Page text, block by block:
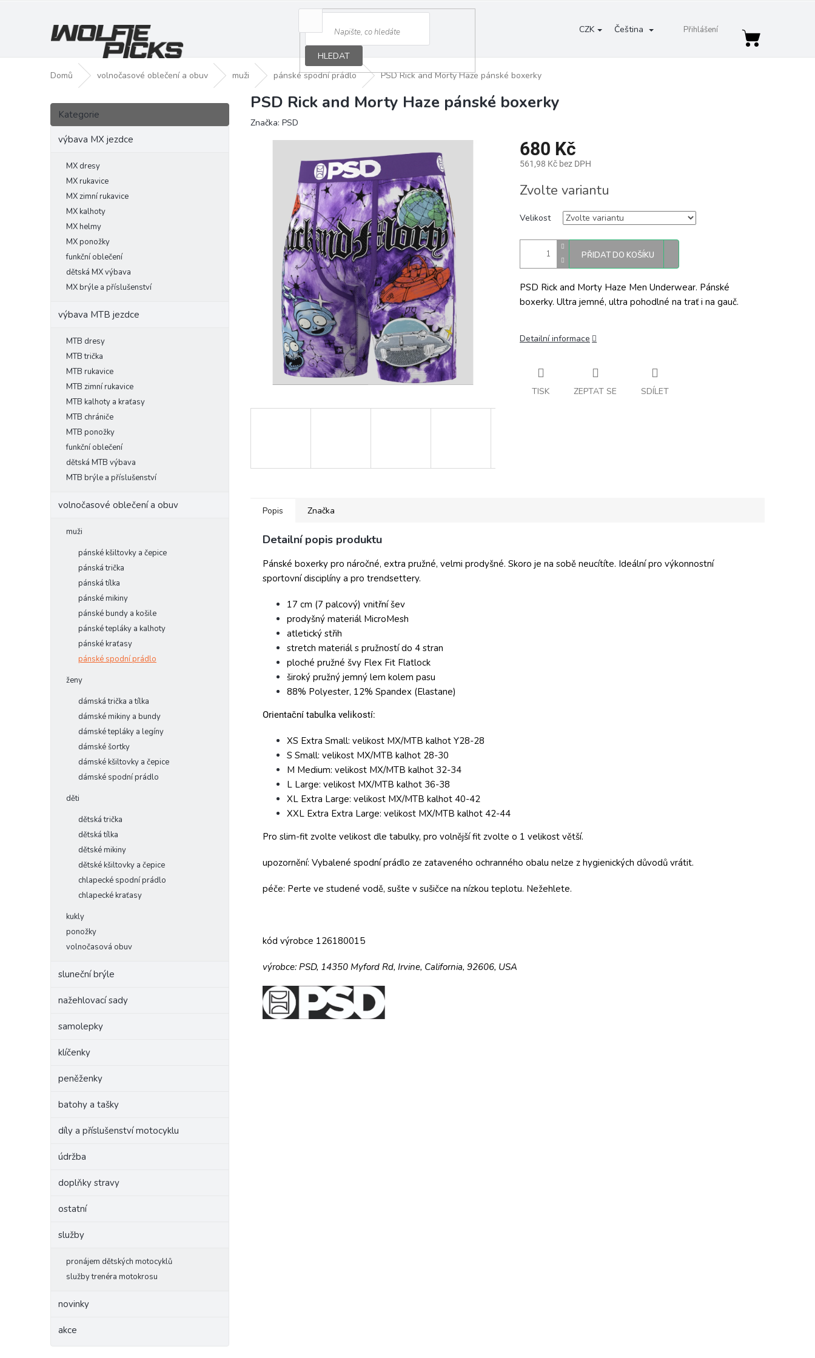
CZK Čeština Přihlášení
HLEDAT
Nákupní
Domů volnočasové oblečení a obuv muži pánské spodní prádlo PSD Rick and Morty Haze pánské boxerky
P
s
Přeskočit
kategorie
Kategorie
výbava MX jezdce
MX dresy
MX rukavice
MX zimní rukavice
MX kalhoty
MX helmy
MX ponožky
funkční oblečení
dětská MX výbava
MX brýle a příslušenství
výbava MTB jezdce
MTB dresy
MTB trička
MTB rukavice
MTB zimní rukavice
MTB kalhoty a kraťasy
MTB chrániče
MTB ponožky
funkční oblečení
dětská MTB výbava
MTB brýle a příslušenství
volnočasové oblečení a obuv
muži
pánské kšiltovky a čepice
pánská trička
pánská tílka
pánské mikiny
pánské bundy a košile
pánské tepláky a kalhoty
pánské kraťasy
pánské spodní prádlo
ženy
dámská trička a tílka
dámské mikiny a bundy
dámské tepláky a legíny
dámské šortky
dámské kšiltovky a čepice
dámské spodní prádlo
děti
dětská trička
dětská tílka
dětské mikiny
dětské kšiltovky a čepice
chlapecké spodní prádlo
chlapecké kraťasy
kukly
ponožky
volnočasová obuv
sluneční brýle
nažehlovací sady
samolepky
klíčenky
peněženky
batohy a tašky
díly a příslušenství motocyklu
údržba
doplňky stravy
ostatní
služby
pronájem dětských motocyklů
služby trenéra motokrosu
novinky
akce
PSD Rick and Morty Haze pánské boxerky
Značka: PSD
680 Kč
561,98 Kč bez DPH
cena:
Zvolte variantu
Velikost
PŘIDAT DO KOŠÍKU
PSD Rick and Morty Haze Men Underwear. Pánské
boxerky. Ultra jemné, ultra pohodlné na trať i na gauč.
Detailní informace
TISK ZEPTAT SE SDÍLET
Popis Značka
Detailní popis produktu
Pánské boxerky pro náročné, extra pružné, velmi prodyšné. Skoro je na sobě neucítíte. Ideální pro výkonnostní
sportovní disciplíny a pro trendsettery.
17 cm (7 palcový) vnitřní šev
prodyšný materiál MicroMesh
atletický střih
stretch materiál s pružností do 4 stran
ploché pružné švy Flex Fit Flatlock
široký pružný jemný lem kolem pasu
88% Polyester, 12% Spandex (Elastane)
Orientační tabulka velikostí:
XS Extra Small: velikost MX/MTB kalhot Y28-28
S Small: velikost MX/MTB kalhot 28-30
M Medium: velikost MX/MTB kalhot 32-34
L Large: velikost MX/MTB kalhot 36-38
XL Extra Large: velikost MX/MTB kalhot 40-42
XXL Extra Extra Large: velikost MX/MTB kalhot 42-44
Pro slim-fit zvolte velikost dle tabulky, pro volnější fit zvolte o 1 velikost větší.
upozornění: Vybalené spodní prádlo ze zataveného ochranného obalu nelze z hygienických důvodů vrátit.
péče: Perte ve studené vodě, sušte v sušičce na nízkou teplotu. Nežehlete.
kód výrobce 126180015
výrobce: PSD, 14350 Myford Rd, Irvine, California, 92606, USA